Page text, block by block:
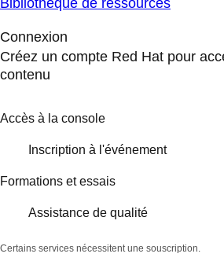
Bibliothèque de ressources
Connexion
Créez un compte Red Hat pour
contenu
Accès à la console
Inscription à l'événement
Formations et essais
Assistance de qualité
Certains services nécessitent une souscription.